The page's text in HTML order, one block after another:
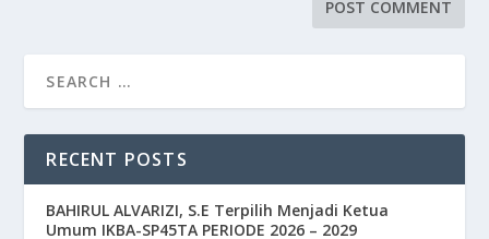
RECENT POSTS
BAHIRUL ALVARIZI, S.E Terpilih Menjadi Ketua
Umum IKBA-SP45TA PERIODE 2026 – 2029